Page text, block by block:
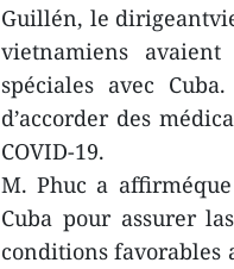
Guillén, le
vietnamiens
spéciales avec
d’accorder des
COVID-19.
M. Phuc a
Cuba pour assurer
conditions favorables